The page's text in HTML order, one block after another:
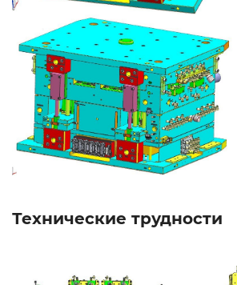
Технические трудности